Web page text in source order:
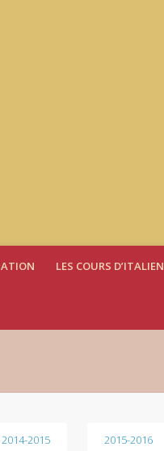
LES COURS D’ITALIEN
2014-2015 2015-2016